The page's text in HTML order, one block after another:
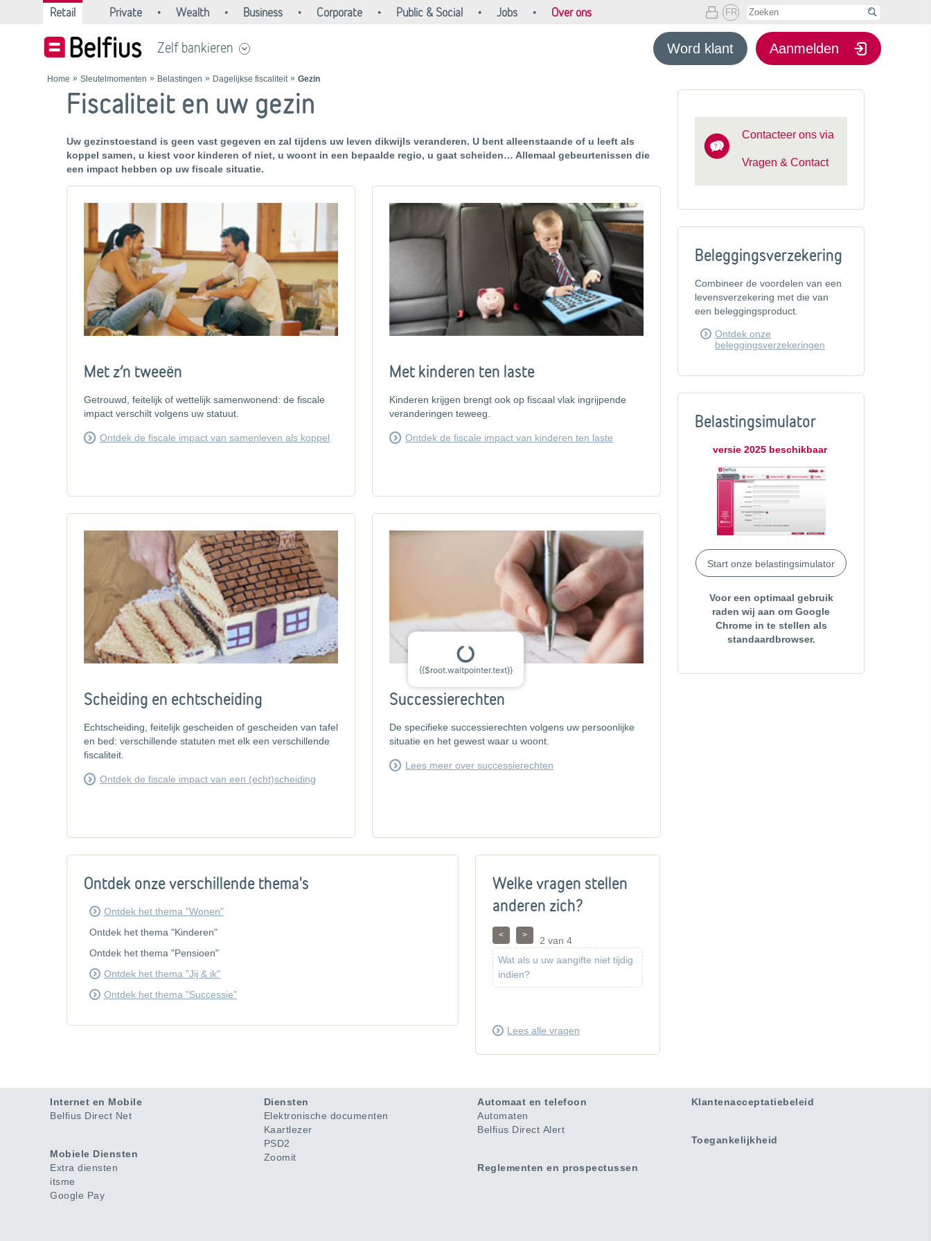
{{$root.waitpointer.text}}
Retail Private Wealth Business Corporate Public & Social Jobs Over ons  FR 
Zelf bankieren Word klant Aanmelden
Home Sleutelmomenten Belastingen Dagelijkse fiscaliteit Gezin
Fiscaliteit en uw gezin
Uw gezinstoestand is geen vast gegeven en zal tijdens uw leven dikwijls veranderen. U bent alleenstaande of u leeft als
koppel samen, u kiest voor kinderen of niet, u woont in een bepaalde regio, u gaat scheiden… Allemaal gebeurtenissen die
een impact hebben op uw fiscale situatie.
Met z’n tweeën
Getrouwd, feitelijk of wettelijk samenwonend: de fiscale
impact verschilt volgens uw statuut.
Ontdek de fiscale impact van samenleven als koppel
Met kinderen ten laste
Kinderen krijgen brengt ook op fiscaal vlak ingrijpende
veranderingen teweeg.
Ontdek de fiscale impact van kinderen ten laste
Scheiding en echtscheiding
Echtscheiding, feitelijk gescheiden of gescheiden van tafel
en bed: verschillende statuten met elk een verschillende
fiscaliteit.
Ontdek de fiscale impact van een (echt)scheiding
Successierechten
De specifieke successierechten volgens uw persoonlijke
situatie en het gewest waar u woont.
Lees meer over successierechten
Ontdek onze verschillende thema's
Ontdek het thema "Wonen"
Ontdek het thema "Kinderen"
Ontdek het thema "Pensioen"
Ontdek het thema "Jij & ik"
Ontdek het thema "Successie"
Welke vragen stellen
anderen zich?
Previous
2 van 4
Wat als u uw aangifte niet tijdig
indien?
Lees alle vragen
Contacteer ons via
Vragen & Contact
Beleggingsverzekering
Combineer de voordelen van een
levensverzekering met die van
een beleggingsproduct.
Ontdek onze
beleggingsverzekeringen
Belastingsimulator
versie 2025 beschikbaar
Start onze belastingsimulator
Voor een optimaal gebruik
raden wij aan om Google
Chrome in te stellen als
standaardbrowser.
Internet en Mobile
Belfius Direct Net
Mobiele Diensten
Extra diensten
itsme
Google Pay
Diensten
Elektronische documenten
Kaartlezer
PSD2
Zoomit
Automaat en telefoon
Automaten
Belfius Direct Alert
Reglementen en prospectussen
Klantenacceptatiebeleid
Toegankelijkheid